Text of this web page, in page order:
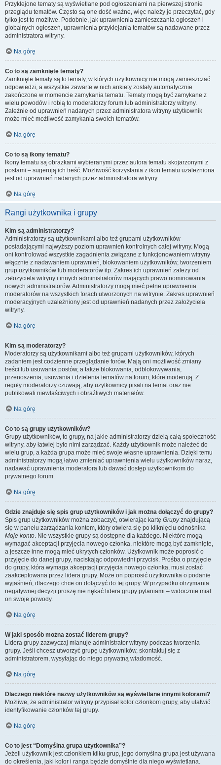
Przyklejone tematy są wyświetlane pod ogłoszeniami na pierwszej stronie
przeglądu tematów. Często są one dość ważne, więc należy je przeczytać, gdy
tylko jest to możliwe. Podobnie, jak uprawnienia zamieszczania ogłoszeń i
globalnych ogłoszeń, uprawnienia przyklejania tematów są nadawane przez
administratora witryny.
Na górę
Co to są zamknięte tematy?
Zamknięte tematy są to tematy, w których użytkownicy nie mogą zamieszczać
odpowiedzi, a wszystkie zawarte w nich ankiety zostały automatycznie
zakończone w momencie zamykania tematu. Tematy mogą być zamykane z
wielu powodów i robią to moderatorzy forum lub administratorzy witryny.
Zależnie od uprawnień nadanych przez administratora witryny użytkownik
może mieć możliwość zamykania swoich tematów.
Na górę
Co to są ikony tematu?
Ikony tematu są obrazkami wybieranymi przez autora tematu skojarzonymi z
postami – sugerują ich treść. Możliwość korzystania z ikon tematu uzależniona
jest od uprawnień nadanych przez administratora witryny.
Na górę
Rangi użytkownika i grupy
Kim są administratorzy?
Administratorzy są użytkownikami albo też grupami użytkowników
posiadającymi najwyższy poziom uprawnień kontrolnych całej witryny. Mogą
oni kontrolować wszystkie zagadnienia związane z funkcjonowaniem witryny
włącznie z nadawaniem uprawnień, blokowaniem użytkowników, tworzeniem
grup użytkowników lub moderatorów itp. Zakres ich uprawnień zależy od
założyciela witryny i innych administratorów mających prawo nominowania
nowych administratorów. Administratorzy mogą mieć pełne uprawnienia
moderatorów na wszystkich forach utworzonych na witrynie. Zakres uprawnień
moderacyjnych uzależniony jest od uprawnień nadanych przez założyciela
witryny.
Na górę
Kim są moderatorzy?
Moderatorzy są użytkownikami albo też grupami użytkowników, których
zadaniem jest codzienne przeglądanie forów. Mają oni możliwość zmiany
treści lub usuwania postów, a także blokowania, odblokowywania,
przenoszenia, usuwania i dzielenia tematów na forum, które moderują. Z
reguły moderatorzy czuwają, aby użytkownicy pisali na temat oraz nie
publikowali niewłaściwych i obraźliwych materiałów.
Na górę
Co to są grupy użytkowników?
Grupy użytkowników, to grupy, na jakie administratorzy dzielą całą społeczność
witryny, aby łatwiej było nimi zarządzać. Każdy użytkownik może należeć do
wielu grup, a każda grupa może mieć swoje własne uprawnienia. Dzięki temu
administratorzy mogą łatwo zmieniać uprawnienia wielu użytkowników naraz,
nadawać uprawnienia moderatora lub dawać dostęp użytkownikom do
prywatnego forum.
Na górę
Gdzie znajduje się spis grup użytkowników i jak można dołączyć do grupy?
Spis grup użytkowników można zobaczyć, otwierając kartę Grupyznajdującą
się w panelu zarządzania kontem, który otwiera się po kliknięciu odnośnika
Moje konto. Nie wszystkie grupy są dostępne dla każdego. Niektóre mogą
wymagać akceptacji przyjęcia nowego członka, niektóre mogą być zamknięte,
a jeszcze inne mogą mieć ukrytych członków. Użytkownik może poprosić o
przyjęcie do danej grupy, naciskając odpowiedni przycisk. Prośba o przyjęcie
do grupy, która wymaga akceptacji przyjęcia nowego członka, musi zostać
zaakceptowana przez lidera grupy. Może on poprosić użytkownika o podanie
wyjaśnień, dlaczego chce on dołączyć do tej grupy. W przypadku otrzymania
negatywnej decyzji proszę nie nękać lidera grupy pytaniami – widocznie miał
on swoje powody.
Na górę
W jaki sposób można zostać liderem grupy?
Lidera grupy zazwyczaj mianuje administrator witryny podczas tworzenia
grupy. Jeśli chcesz utworzyć grupę użytkowników, skontaktuj się z
administratorem, wysyłając do niego prywatną wiadomość.
Na górę
Dlaczego niektóre nazwy użytkowników są wyświetlane innymi kolorami?
Możliwe, że administrator witryny przypisał kolor członkom grupy, aby ułatwić
identyfikowanie członków tej grupy.
Na górę
Co to jest “Domyślna grupa użytkownika”?
Jeżeli użytkownik jest członkiem kilku grup, jego domyślna grupa jest używana
do określenia, jaki kolor i ranga będzie domyślnie dla niego wyświetlana.